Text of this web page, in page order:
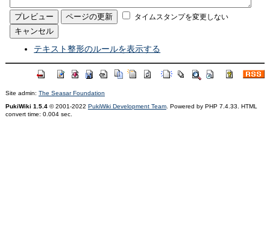
タイムスタンプを変更しない
テキスト整形のルールを表示する
Site admin: The Seasar Foundation
PukiWiki 1.5.4© 2001-2022 PukiWiki Development Team. Powered by PHP 7.4.33. HTML
convert time: 0.004 sec.